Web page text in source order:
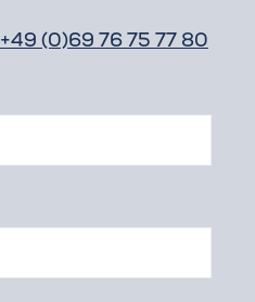
+49 (0)69 76 75 77 80